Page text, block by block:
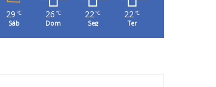
29 ℃
Sáb
26 ℃
Dom
22℃
Seg
22℃
Ter